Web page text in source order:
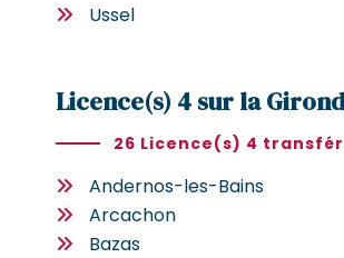
Ussel
Licence(s) 4 sur la
26 Licence(s) 4
Andernos-les-Bains
Arcachon
Bazas